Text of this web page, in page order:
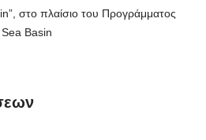
στο πλαίσιο του Προγράμματος
Basin